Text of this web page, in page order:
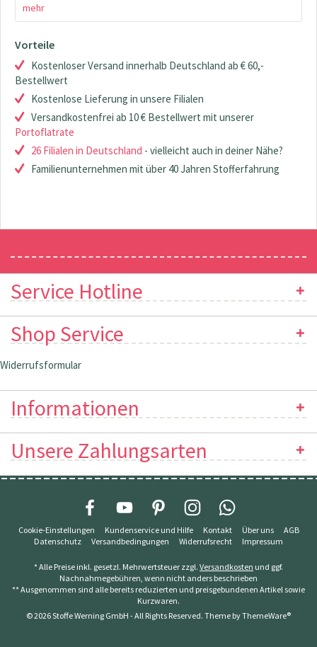
mehr
Vorteile
Kostenloser Versand innerhalb Deutschland ab € 60,-
Bestellwert
Kostenlose Lieferung in unsere Filialen
Versandkostenfrei ab 10 € Bestellwert mit unserer
Portoflatrate
26 Filialen in Deutschland - vielleicht auch in deiner Nähe?
Familienunternehmen mit über 40 Jahren Stofferfahrung
Service Hotline
Shop Service
Widerrufsformular
Informationen
Unsere Zahlungsarten
Cookie-Einstellungen Kundenservice und Hilfe Kontakt Über uns
AGB
Datenschutz
Versandbedingungen Widerrufsrecht Impressum
* Alle Preise inkl. gesetzl. Mehrwertsteuer zzgl. Versandkosten und ggf.
Nachnahmegebühren, wenn nicht anders beschrieben
** Ausgenommen sind alle bereits reduzierten und preisgebundenen Artikel sowie
Kurzwaren.
© 2026 Stoffe Werning GmbH - All Rights Reserved. Theme byThemeWare®